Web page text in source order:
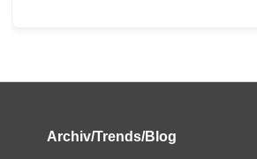
Archiv/Trends/Blog